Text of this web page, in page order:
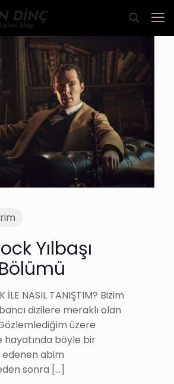
Yılbaşı
İLE NASIL TANIŞTIM? Bizim
dizilere meraklı olan
üzere
hayatında böyle bir
edenen abim
sonra […]